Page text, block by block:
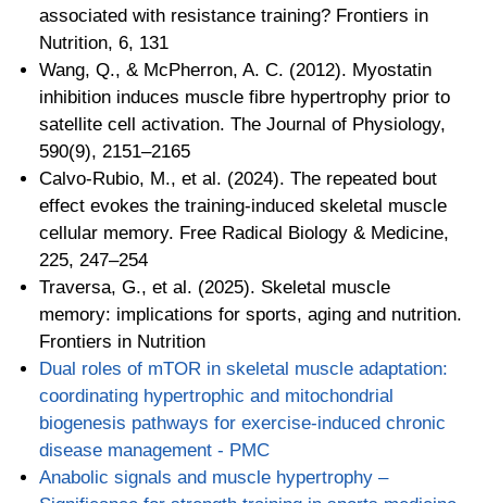
associated with resistance training? Frontiers in
Nutrition, 6, 131
Wang, Q., & McPherron, A. C. (2012). Myostatin
inhibition induces muscle fibre hypertrophy prior to
satellite cell activation. The Journal of Physiology,
590(9), 2151–2165
Calvo-Rubio, M., et al. (2024). The repeated bout
effect evokes the training-induced skeletal muscle
cellular memory. Free Radical Biology & Medicine,
225, 247–254
Traversa, G., et al. (2025). Skeletal muscle
memory: implications for sports, aging and nutrition.
Frontiers in Nutrition
Dual roles of mTOR in skeletal muscle adaptation:
coordinating hypertrophic and mitochondrial
biogenesis pathways for exercise-induced chronic
disease management - PMC
Anabolic signals and muscle hypertrophy –